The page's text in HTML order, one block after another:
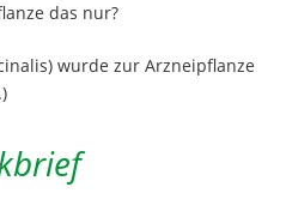
das nur?
wurde zur Arzneipflanze